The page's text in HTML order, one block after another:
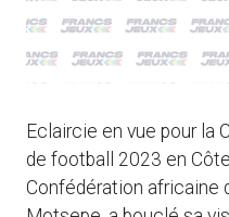
Eclaircie en vue pour la
de football 2023 en
Confédération africaine